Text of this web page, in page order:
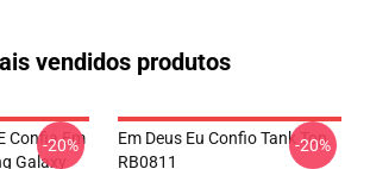
vendidos produtos
Confia Em
Galaxy
-20%
Em Deus Eu Confio Tank Top
RB0811
-20%